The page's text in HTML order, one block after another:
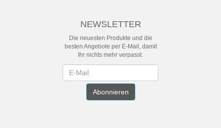
NEWSLETTER
Die neuesten Produkte und die
besten Angebote per E-Mail, damit
Ihr nichts mehr verpasst.
Abonnieren